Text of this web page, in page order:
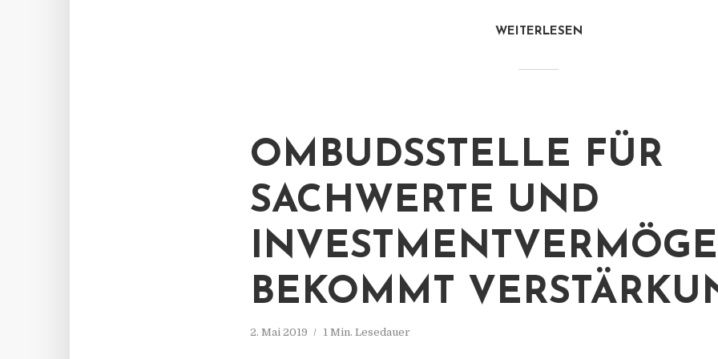
WEITERLESEN
OMBUDSSTELLE FÜR
SACHWERTE UND
BEKOMMT
2. Mai 2019 1 Min. Lesedauer